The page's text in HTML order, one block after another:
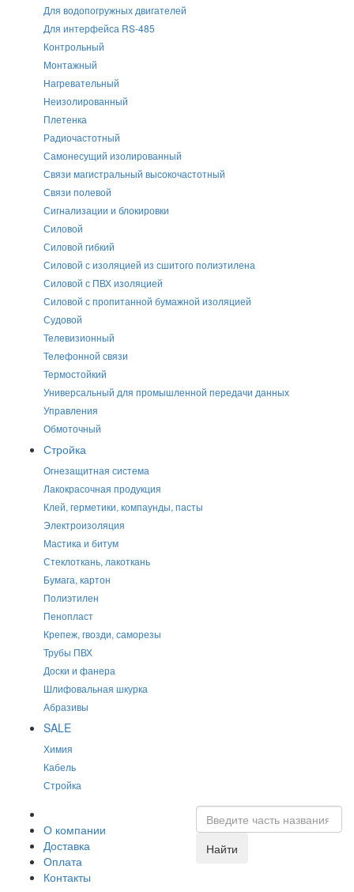
Для водопогружных двигателей
Для интерфейса RS-485
Контрольный
Монтажный
Нагревательный
Неизолированный
Плетенка
Радиочастотный
Самонесущий изолированный
Связи магистральный высокочастотный
Связи полевой
Сигнализации и блокировки
Силовой
Силовой гибкий
Силовой с изоляцией из сшитого полиэтилена
Силовой с ПВХ изоляцией
Силовой с пропитанной бумажной изоляцией
Судовой
Телевизионный
Телефонной связи
Термостойкий
Универсальный для промышленной передачи данных
Управления
Обмоточный
Стройка
Огнезащитная система
Лакокрасочная продукция
Клей, герметики, компаунды, пасты
Электроизоляция
Мастика и битум
Стеклоткань, лакоткань
Бумага, картон
Полиэтилен
Пенопласт
Крепеж, гвозди, саморезы
Трубы ПВХ
Доски и фанера
Шлифовальная шкурка
Абразивы
SALE
Химия
Кабель
Стройка
О компании
Доставка
Оплата
Контакты
Найти